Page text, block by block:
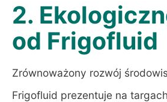
2.
od Frigofluid
Zrównoważony rozwój
Frigofluid prezentuje na